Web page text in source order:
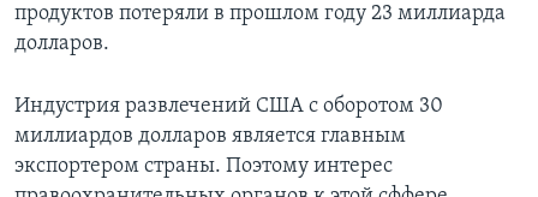
продуктов потеряли в прошлом году 23 миллиарда
долларов.
Индустрия развлечений США с оборотом 30
миллиардов долларов является главным
экспортером страны. Поэтому интерес